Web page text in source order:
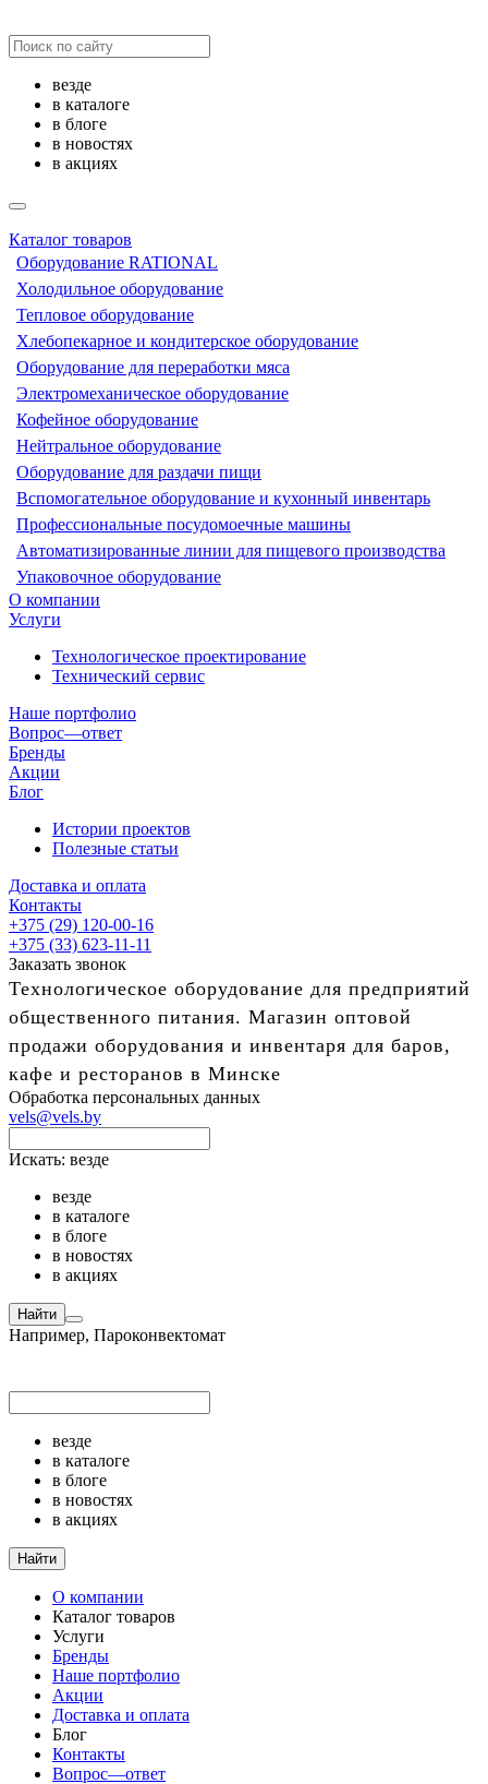
везде
в каталоге
в блоге
в новостях
в акциях
Каталог товаров
Оборудование RATIONAL
Холодильное оборудование
Тепловое оборудование
Хлебопекарное и кондитерское оборудование
Оборудование для переработки мяса
Электромеханическое оборудование
Кофейное оборудование
Нейтральное оборудование
Оборудование для раздачи пищи
Вспомогательное оборудование и кухонный инвентарь
Профессиональные посудомоечные машины
Автоматизированные линии для пищевого производства
Упаковочное оборудование
О компании
Услуги
Технологическое проектирование
Технический сервис
Наше портфолио
Вопрос—ответ
Бренды
Акции
Блог
Истории проектов
Полезные статьи
Доставка и оплата
Контакты
+375 (29) 120-00-16
+375 (33) 623-11-11
Заказать звонок
Технологическое оборудование для предприятий
общественного питания. Магазин оптовой
продажи оборудования и инвентаря для баров,
кафе и ресторанов в Минске
Обработка персональных данных
vels@vels.by
Искать: везде
везде
в каталоге
в блоге
в новостях
в акциях
Найти
Например, Пароконвектомат
везде
в каталоге
в блоге
в новостях
в акциях
Найти
О компании
Каталог товаров
Услуги
Бренды
Наше портфолио
Акции
Доставка и оплата
Блог
Контакты
Вопрос—ответ